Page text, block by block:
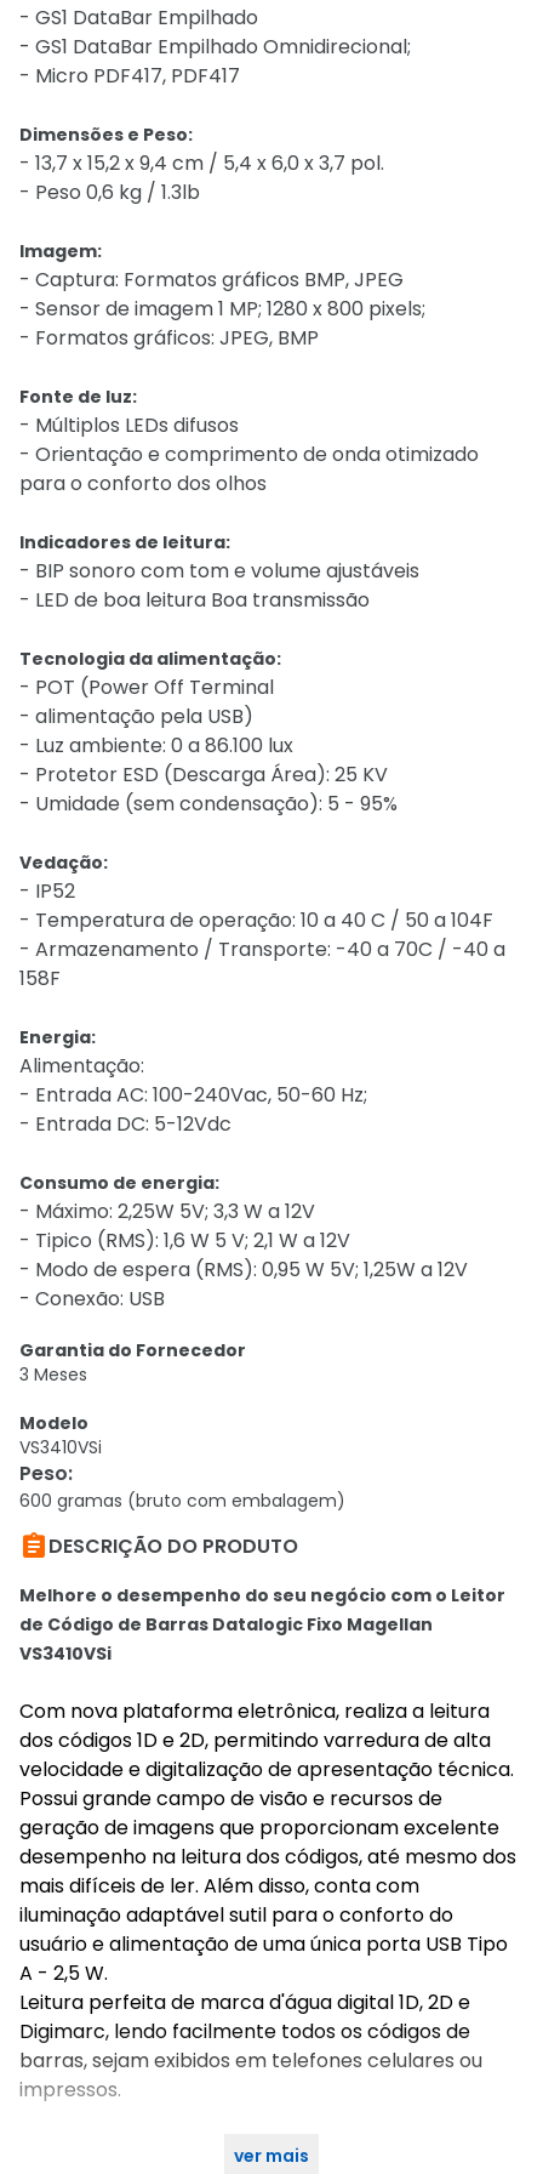
- GS1 DataBar Empilhado
- GS1 DataBar Empilhado Omnidirecional;
- Micro PDF417, PDF417
Dimensões e Peso:
- 13,7 x 15,2 x 9,4 cm / 5,4 x 6,0 x 3,7 pol.
- Peso 0,6 kg / 1.3lb
Imagem:
- Captura: Formatos gráficos BMP, JPEG
- Sensor de imagem 1 MP; 1280 x 800 pixels;
- Formatos gráficos: JPEG, BMP
Fonte de luz:
- Múltiplos LEDs difusos
- Orientação e comprimento de onda otimizado
para o conforto dos olhos
Indicadores de leitura:
- BIP sonoro com tom e volume ajustáveis
- LED de boa leitura Boa transmissão
Tecnologia da alimentação:
- POT (Power Off Terminal
- alimentação pela USB)
- Luz ambiente: 0 a 86.100 lux
- Protetor ESD (Descarga Área): 25 KV
- Umidade (sem condensação): 5 - 95%
Vedação:
- IP52
- Temperatura de operação: 10 a 40 C / 50 a 104F
- Armazenamento / Transporte: -40 a 70C / -40 a
158F
Energia:
Alimentação:
- Entrada AC: 100-240Vac, 50-60 Hz;
- Entrada DC: 5-12Vdc
Consumo de energia:
- Máximo: 2,25W 5V; 3,3 W a 12V
- Tipico (RMS): 1,6 W 5 V; 2,1 W a 12V
- Modo de espera (RMS): 0,95 W 5V; 1,25W a 12V
- Conexão: USB
Garantia do Fornecedor
3 Meses
Modelo
VS3410VSi
Peso:
600 gramas (bruto com embalagem)
DESCRIÇÃO DO PRODUTO
Melhore o desempenho do seu negócio com o Leitor
de Código de Barras Datalogic Fixo Magellan
VS3410VSi
Com nova plataforma eletrônica, realiza a leitura
dos códigos 1D e 2D, permitindo varredura de alta
velocidade e digitalização de apresentação técnica.
Possui grande campo de visão e recursos de
geração de imagens que proporcionam excelente
desempenho na leitura dos códigos, até mesmo dos
mais difíceis de ler. Além disso, conta com
iluminação adaptável sutil para o conforto do
usuário e alimentação de uma única porta USB Tipo
A - 2,5 W.
Leitura perfeita de marca d'água digital 1D, 2D e
Digimarc, lendo facilmente todos os códigos de
barras, sejam exibidos em telefones celulares ou
impressos.
ver mais